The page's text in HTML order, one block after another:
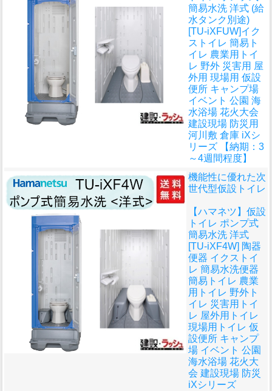
簡易水洗 洋式 (給
水タンク別途)
[TU-iXFUW]イク
ストイレ 簡易ト
イレ 農業用トイ
レ 野外 災害用 屋
外用 現場用 仮設
便所 キャンプ場
イベント 公園 海
水浴場 花火大会
建設現場 防災用
河川敷 倉庫 iXシ
リーズ 【納期：3
～4週間程度】
機能性に優れた次
世代型仮設トイレ
【ハマネツ】仮設
トイレ ポンプ式
簡易水洗 洋式
[TU-iXF4W] 陶器
便器 イクストイ
レ 簡易水洗便器
簡易トイレ 農業
用トイレ 野外ト
イレ 災害用トイ
レ 屋外用トイレ
現場用トイレ 仮
設便所 キャンプ
場 イベント 公園
海水浴場 花火大
会 建設現場 防災
iXシリーズ